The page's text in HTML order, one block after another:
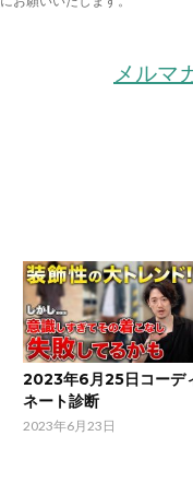
メルマ
2023年6月25日コーデ
ネート診断
2023年6月23日